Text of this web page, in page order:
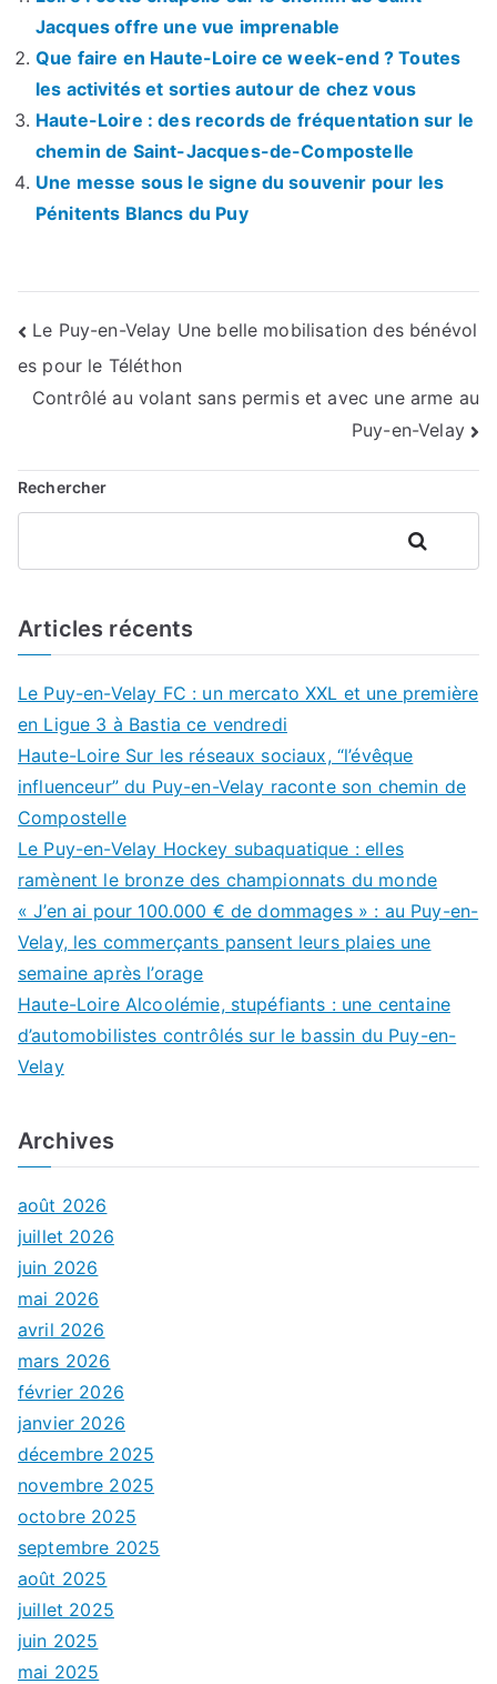
Jacques offre une vue imprenable
Que faire en Haute-Loire ce week-end ? Toutes
les activités et sorties autour de chez vous
Haute-Loire : des records de fréquentation sur le
chemin de Saint-Jacques-de-Compostelle
Une messe sous le signe du souvenir pour les
Pénitents Blancs du Puy
Navigation
de
Le Puy-en-Velay Une belle mobilisation des bénévol
es pour le Téléthon
Contrôlé au volant sans permis et avec une arme au
Puy-en-Velay
Rechercher
Rechercher
Articles récents
Le Puy-en-Velay FC : un mercato XXL et une première
en Ligue 3 à Bastia ce vendredi
Haute-Loire Sur les réseaux sociaux, “l’évêque
influenceur” du Puy-en-Velay raconte son chemin de
Compostelle
Le Puy-en-Velay Hockey subaquatique : elles
ramènent le bronze des championnats du monde
« J’en ai pour 100.000 € de dommages » : au Puy-en-
Velay, les commerçants pansent leurs plaies une
semaine après l’orage
Haute-Loire Alcoolémie, stupéfiants : une centaine
d’automobilistes contrôlés sur le bassin du Puy-en-
Velay
Archives
août 2026
juillet 2026
juin 2026
mai 2026
avril 2026
mars 2026
février 2026
janvier 2026
décembre 2025
novembre 2025
octobre 2025
septembre 2025
août 2025
juillet 2025
juin 2025
mai 2025